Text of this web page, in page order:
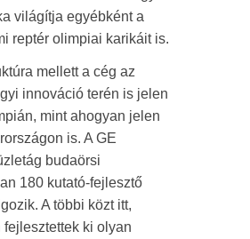
világítja egyébként a
reptér olimpiai karikáit is.
mellett a cég az
innováció terén is jelen
mint ahogyan jelen
is. A GE
budaörsi
180 kutató-fejlesztő
A többi közt itt,
fejlesztettek ki olyan